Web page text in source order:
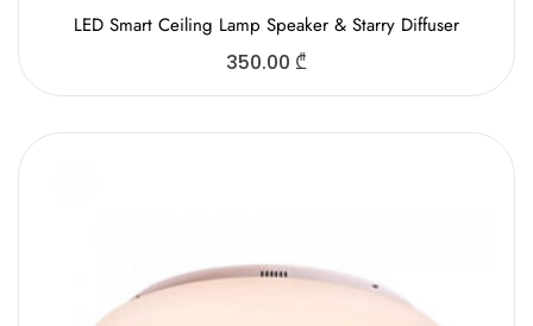
LED Smart Ceiling Lamp Speaker & Starry Diffuser
350.00 ₾